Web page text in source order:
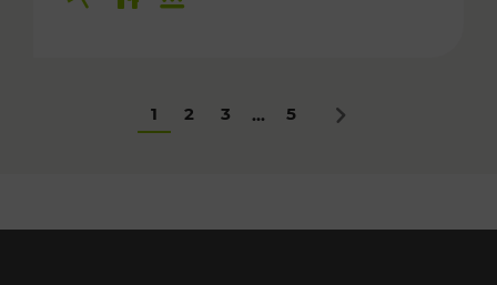
1 2 3 ... 5 Nächstes